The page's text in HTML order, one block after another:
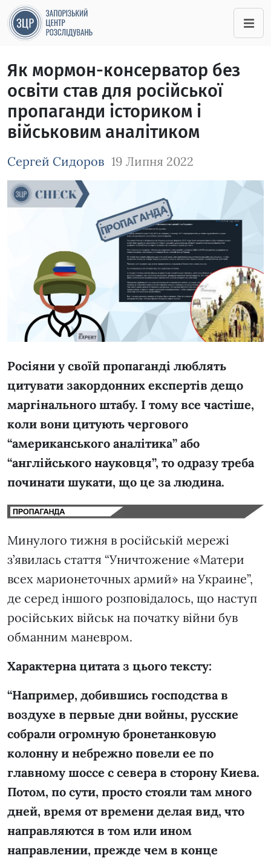
Як мормон-консерватор без
освіти став для російської
пропаганди істориком і
військовим аналітиком
Сергей Сидоров 19 Липня 2022
Зображення завантажується
Росіяни у своїй пропаганді люблять
цитувати закордонних експертів дещо
маргінального штабу. І тому все частіше,
коли вони цитують чергового
“американського аналітика” або
“англійського науковця”, то одразу треба
починати шукати, що це за людина.
Минулого тижня в російській мережі
з’явилась стаття “Уничтожение «Матери
всех марионеточных армий» на Украине”,
де серед іншого розповідалось, що наступ
російських військ на початку війни був
обманним маневром.
Характерна цитата з цього тексту:
“Например, добившись господства в
воздухе в первые дни войны, русские
собрали огромную бронетанковую
колонну и небрежно повели ее по
главному шоссе с севера в сторону Киева.
Потом, по сути, просто стояли там много
дней, время от времени делая вид, что
направляются в том или ином
направлении, прежде чем в конце